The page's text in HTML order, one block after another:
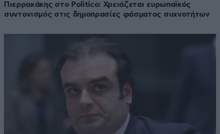
Πιερρακάκης στο Politico: Χρειάζεται ευρωπαϊκός
συντονισμός στις δημοπρασίες φάσματος συχνοτήτων